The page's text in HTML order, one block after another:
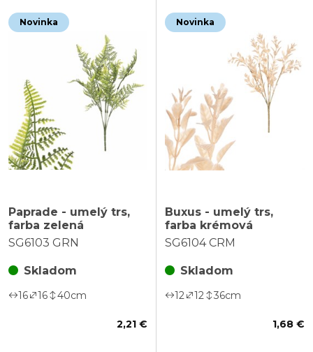
Novinka
Paprade - umelý trs,
farba zelená
SG6103 GRN
Skladom
16 16 40cm
2,21 €
Novinka
Buxus - umelý trs,
farba krémová
SG6104 CRM
Skladom
12 12 36cm
1,68 €